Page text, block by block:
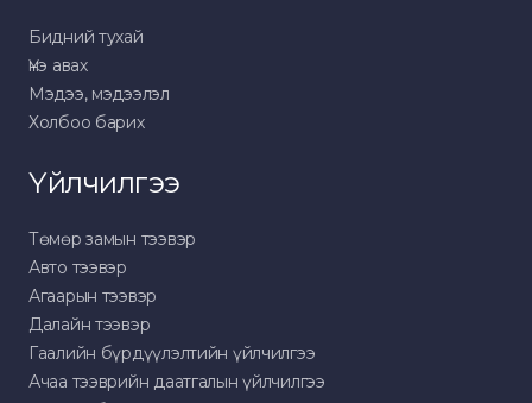
Бидний тухай
Үнэ авах
Мэдээ, мэдээлэл
Холбоо барих
Үйлчилгээ
Төмөр замын тээвэр
Авто тээвэр
Агаарын тээвэр
Далайн тээвэр
Гаалийн бүрдүүлэлтийн үйлчилгээ
Ачаа тээврийн даатгалын үйлчилгээ